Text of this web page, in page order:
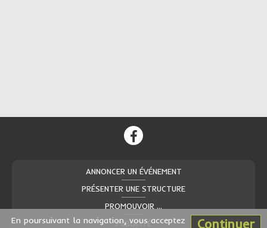
ANNONCER UN ÉVÉNEMENT
PRÉSENTER UNE STRUCTURE
PROMOUVOIR ...
PUBLICITÉ
Continuer
En poursuivant la navigation, vous acceptez